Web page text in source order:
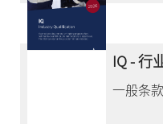
IQ - 行
一般条